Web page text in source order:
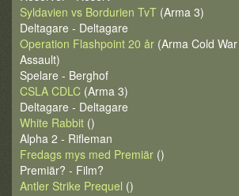
Syldavien vs Bordurien TvT (Arma 3)
Deltagare - Deltagare
Operation Flashpoint 20 år (Arma Cold War
Assault)
Spelare - Berghof
CSLA CDLC (Arma 3)
Deltagare - Deltagare
White Rabbit ()
Alpha 2 - Rifleman
Fredags mys med Premiär ()
Premiär? - Film?
Antler Strike Prequel ()